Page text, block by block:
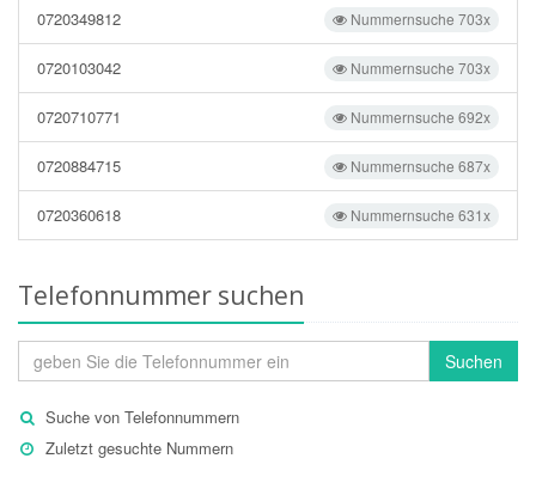
Nummernsuche 703x
0720349812
Nummernsuche 703x
0720103042
Nummernsuche 692x
0720710771
Nummernsuche 687x
0720884715
Nummernsuche 631x
0720360618
Telefonnummer suchen
Suchen
Suche von Telefonnummern
Zuletzt gesuchte Nummern